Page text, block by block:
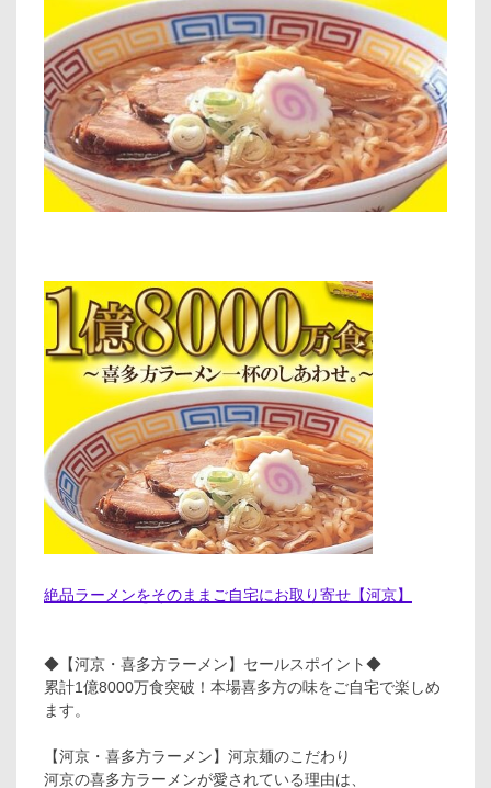
絶品ラーメンをそのままご自宅にお取り寄せ【河京】
◆【河京・喜多方ラーメン】セールスポイント◆
累計1億8000万食突破！本場喜多方の味をご自宅で楽しめ
ます。
【河京・喜多方ラーメン】河京麺のこだわり
河京の喜多方ラーメンが愛されている理由は、